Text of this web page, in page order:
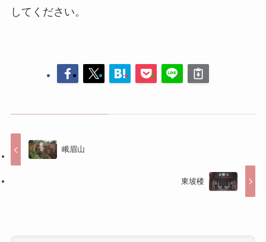
してください。
峨眉山
東坡楼